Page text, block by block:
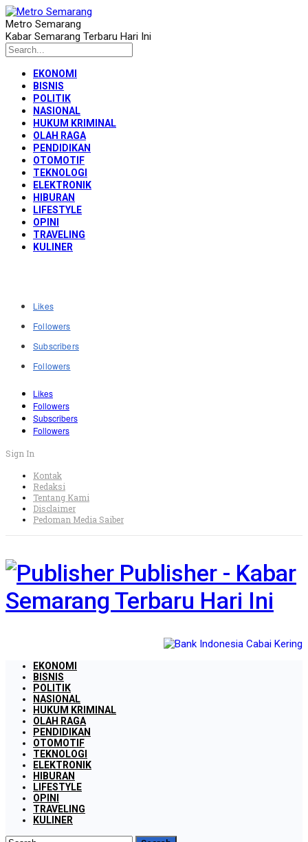
Metro Semarang
Kabar Semarang Terbaru Hari Ini
EKONOMI
BISNIS
POLITIK
NASIONAL
HUKUM KRIMINAL
OLAH RAGA
PENDIDIKAN
OTOMOTIF
TEKNOLOGI
ELEKTRONIK
HIBURAN
LIFESTYLE
OPINI
TRAVELING
KULINER
Likes
Followers
Subscribers
Followers
Likes
Followers
Subscribers
Followers
Sign In
Kontak
Redaksi
Tentang Kami
Disclaimer
Pedoman Media Saiber
Publisher - Kabar
Semarang Terbaru Hari Ini
EKONOMI
BISNIS
POLITIK
NASIONAL
HUKUM KRIMINAL
OLAH RAGA
PENDIDIKAN
OTOMOTIF
TEKNOLOGI
ELEKTRONIK
HIBURAN
LIFESTYLE
OPINI
TRAVELING
KULINER